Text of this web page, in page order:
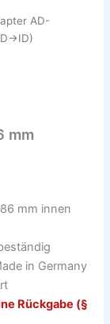
AD-
mm
mm innen
in Germany
Rückgabe (§